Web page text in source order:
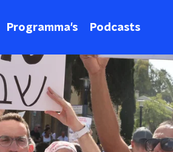
Programma's Podcasts